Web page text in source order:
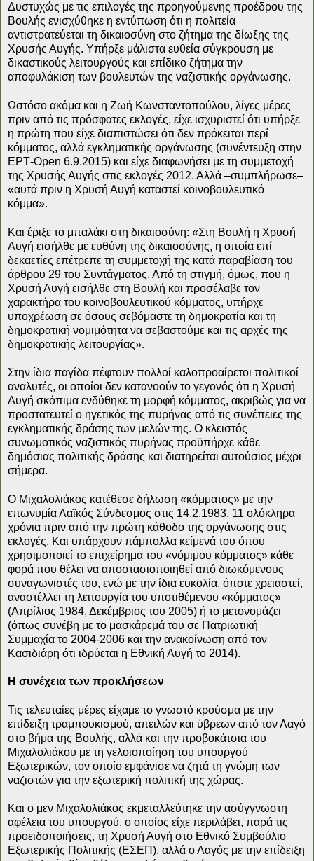
Δυστυχώς με τις επιλογές της προηγούμενης προέδρου της
Βουλής ενισχύθηκε η εντύπωση ότι η πολιτεία
αντιστρατεύεται τη δικαιοσύνη στο ζήτημα της δίωξης της
Χρυσής Αυγής. Υπήρξε μάλιστα ευθεία σύγκρουση με
δικαστικούς λειτουργούς και επίδικο ζήτημα την
αποφυλάκιση των βουλευτών της ναζιστικής οργάνωσης.
Ωστόσο ακόμα και η Ζωή Κωνσταντοπούλου, λίγες μέρες
πριν από τις πρόσφατες εκλογές, είχε ισχυριστεί ότι υπήρξε
η πρώτη που είχε διαπιστώσει ότι δεν πρόκειται περί
κόμματος, αλλά εγκληματικής οργάνωσης (συνέντευξη στην
ΕΡΤ-Open 6.9.2015) και είχε διαφωνήσει με τη συμμετοχή
της Χρυσής Αυγής στις εκλογές 2012. Αλλά –συμπλήρωσε–
«αυτά πριν η Χρυσή Αυγή καταστεί κοινοβουλευτικό
κόμμα».
Και έριξε το μπαλάκι στη δικαιοσύνη: «Στη Βουλή η Χρυσή
Αυγή εισήλθε με ευθύνη της δικαιοσύνης, η οποία επί
δεκαετίες επέτρεπε τη συμμετοχή της κατά παραβίαση του
άρθρου 29 του Συντάγματος. Από τη στιγμή, όμως, που η
Χρυσή Αυγή εισήλθε στη Βουλή και προσέλαβε τον
χαρακτήρα του κοινοβουλευτικού κόμματος, υπήρχε
υποχρέωση σε όσους σεβόμαστε τη δημοκρατία και τη
δημοκρατική νομιμότητα να σεβαστούμε και τις αρχές της
δημοκρατικής λειτουργίας».
Στην ίδια παγίδα πέφτουν πολλοί καλοπροαίρετοι πολιτικοί
αναλυτές, οι οποίοι δεν κατανοούν το γεγονός ότι η Χρυσή
Αυγή σκόπιμα ενδύθηκε τη μορφή κόμματος, ακριβώς για να
προστατευτεί ο ηγετικός της πυρήνας από τις συνέπειες της
εγκληματικής δράσης των μελών της. Ο κλειστός
συνωμοτικός ναζιστικός πυρήνας προϋπήρχε κάθε
δημόσιας πολιτικής δράσης και διατηρείται αυτούσιος μέχρι
σήμερα.
Ο Μιχαλολιάκος κατέθεσε δήλωση «κόμματος» με την
επωνυμία Λαϊκός Σύνδεσμος στις 14.2.1983, 11 ολόκληρα
χρόνια πριν από την πρώτη κάθοδο της οργάνωσης στις
εκλογές. Και υπάρχουν πάμπολλα κείμενά του όπου
χρησιμοποιεί το επιχείρημα του «νόμιμου κόμματος» κάθε
φορά που θέλει να αποστασιοποιηθεί από διωκόμενους
συναγωνιστές του, ενώ με την ίδια ευκολία, όποτε χρειαστεί,
αναστέλλει τη λειτουργία του υποτιθέμενου «κόμματος»
(Απρίλιος 1984, Δεκέμβριος του 2005) ή το μετονομάζει
(όπως συνέβη με το μασκάρεμά του σε Πατριωτική
Συμμαχία το 2004-2006 και την ανακοίνωση από τον
Κασιδιάρη ότι ιδρύεται η Εθνική Αυγή το 2014).
Η συνέχεια των προκλήσεων
Τις τελευταίες μέρες είχαμε το γνωστό κρούσμα με την
επίδειξη τραμπουκισμού, απειλών και ύβρεων από τον Λαγό
στο βήμα της Βουλής, αλλά και την προβοκάτσια του
Μιχαλολιάκου με τη γελοιοποίηση του υπουργού
Εξωτερικών, τον οποίο εμφάνισε να ζητά τη γνώμη των
ναζιστών για την εξωτερική πολιτική της χώρας.
Και ο μεν Μιχαλολιάκος εκμεταλλεύτηκε την ασύγγνωστη
αφέλεια του υπουργού, ο οποίος είχε περιλάβει, παρά τις
προειδοποιήσεις, τη Χρυσή Αυγή στο Εθνικό Συμβούλιο
Εξωτερικής Πολιτικής (ΕΣΕΠ), αλλά ο Λαγός με την επίδειξη